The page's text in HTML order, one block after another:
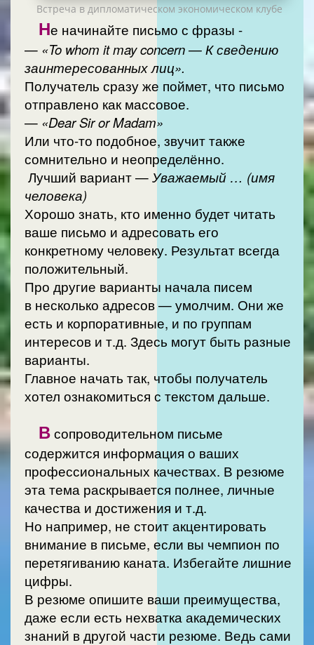
Встреча в дипломатическом экономическом клубе
Не начинайте письмо с фразы -
— «To whom it may concern — К сведению
заинтересованных лиц».
Получатель сразу же поймет, что письмо
отправлено как массовое.
— «Dear Sir or Madam»
Или что-то подобное, звучит также
сомнительно и неопределённо.
Лучший вариант —Уважаемый … (имя
человека)
Хорошо знать, кто именно будет читать
ваше письмо и адресовать его
конкретному человеку. Результат всегда
положительный.
Про другие варианты начала писем
в несколько адресов — умолчим. Они же
есть и корпоративные, и по группам
интересов и т.д. Здесь могут быть разные
варианты.
Главное начать так, чтобы получатель
хотел ознакомиться с текстом дальше.
Всопроводительном письме
содержится информация о ваших
профессиональных качествах. В резюме
эта тема раскрывается полнее, личные
качества и достижения и т.д.
Но например, не стоит акцентировать
внимание в письме, если вы чемпион по
перетягиванию каната. Избегайте лишние
цифры.
В резюме опишите ваши преимущества,
даже если есть нехватка академических
знаний в другой части резюме. Ведь сами